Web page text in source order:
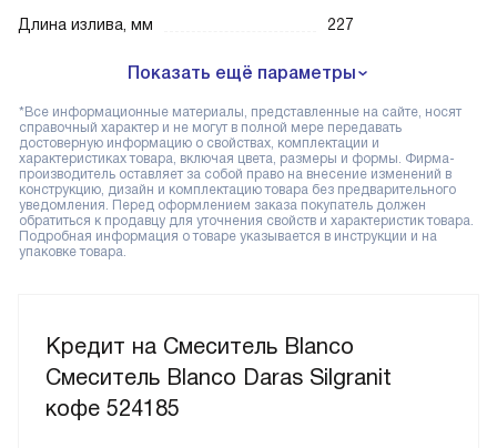
Кредит на Смеситель Blanco
Смеситель Blanco Daras Silgranit
кофе 524185
Длина излива, мм
227
Показать ещё параметры
*Все информационные материалы, представленные на сайте, носят
справочный характер и не могут в полной мере передавать
достоверную информацию о свойствах, комплектации и
характеристиках товара, включая цвета, размеры и формы. Фирма-
производитель оставляет за собой право на внесение изменений в
конструкцию, дизайн и комплектацию товара без предварительного
уведомления. Перед оформлением заказа покупатель должен
обратиться к продавцу для уточнения свойств и характеристик товара.
Подробная информация о товаре указывается в инструкции и на
упаковке товара.